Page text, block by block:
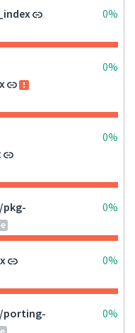
0%
0%
0%
0%
0%
porting-
0%